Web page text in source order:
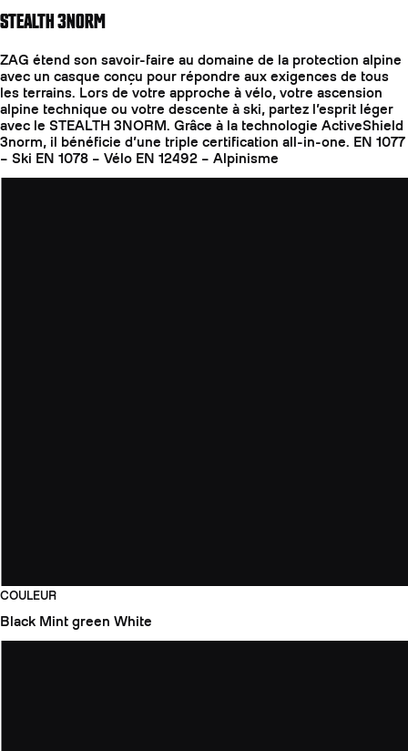
STEALTH 3NORM
ZAG étend son savoir-faire au domaine de la protection alpine
avec un casque conçu pour répondre aux exigences de tous
les terrains. Lors de votre approche à vélo, votre ascension
alpine technique ou votre descente à ski, partez l’esprit léger
avec le STEALTH 3NORM. Grâce à la technologie ActiveShield
3norm, il bénéficie d’une triple certification all-in-one. EN 1077
– Ski EN 1078 – Vélo EN 12492 – Alpinisme
COULEUR
Black Mint green White